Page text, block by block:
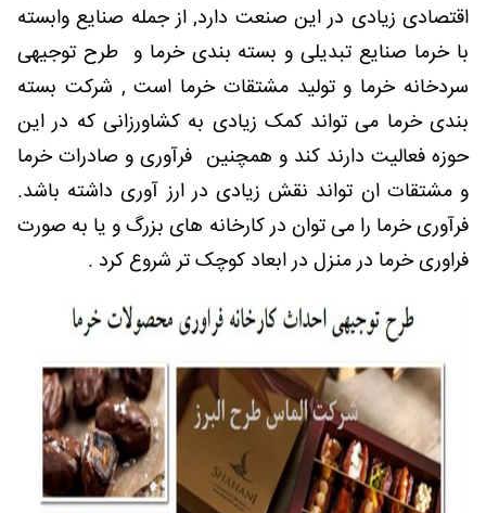
اقتصادی زیادی در این صنعت دارد, از جمله صنایع وابسته
با خرما صنایع تبدیلی و بسته بندی خرما و طرح توجیهی
سردخانه خرما و تولید مشتقات خرما است , شرکت بسته
بندی خرما می تواند کمک زیادی به کشاورزانی که در این
حوزه فعالیت دارند کند و همچنین فرآوری و صادرات خرما
و مشتقات ان تواند نقش زیادی در ارز آوری داشته باشد.
فرآوری خرما را می توان در کارخانه های بزرگ و یا به صورت
فراوری خرما در منزل در ابعاد کوچک تر شروع کرد .